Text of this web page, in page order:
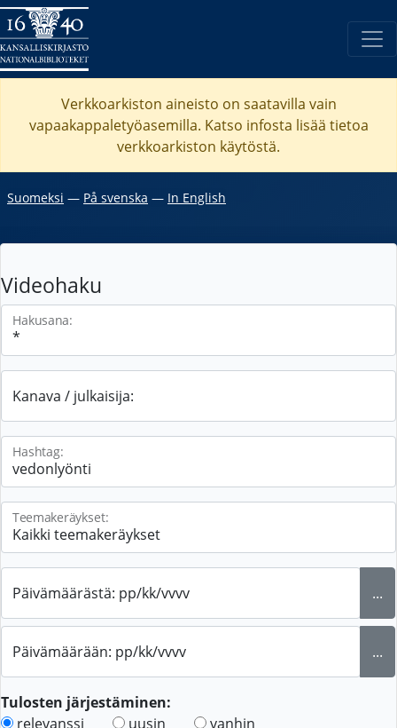
Verkkoarkiston aineisto on saatavilla vain
vapaakappaletyöasemilla. Katso infosta lisää tietoa
verkkoarkiston käytöstä.
Suomeksi ― På svenska ― In English
Videohaku
Hakusana:
Kanava / julkaisija:
Hashtag:
Teemakeräykset:
Päivämäärästä: pp/kk/vvvv ...
Päivämäärään: pp/kk/vvvv ...
Tulosten järjestäminen:
relevanssi
uusin vanhin